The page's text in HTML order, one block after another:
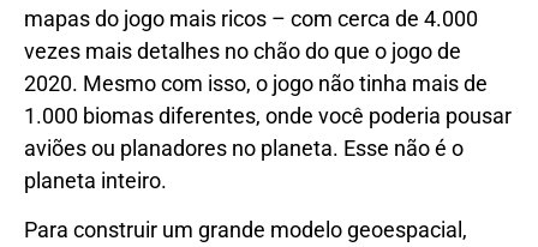
mapas do jogo mais ricos – com cerca de 4.000
vezes mais detalhes no chão do que o jogo de
2020. Mesmo com isso, o jogo não tinha mais de
1.000 biomas diferentes, onde você poderia pousar
aviões ou planadores no planeta. Esse não é o
planeta inteiro.
Para construir um grande modelo geoespacial,